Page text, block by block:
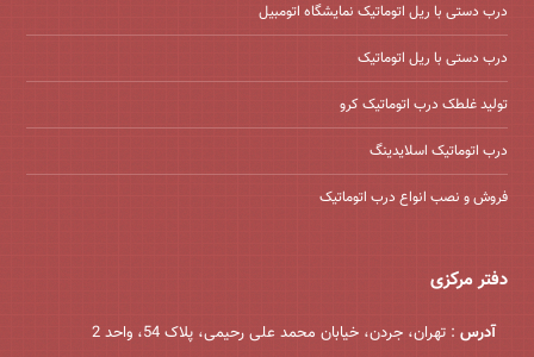
درب دستی با ریل اتوماتیک نمایشگاه اتومبیل
درب دستی با ریل اتوماتیک
تولید غلطک درب اتوماتیک کرو
درب اتوماتیک اسلایدینگ
فروش و نصب انواع درب اتوماتیک
دفتر مرکزی
آدرس : تهران، جردن، خیابان محمد علی رحیمی، پلاک 54، واحد 2